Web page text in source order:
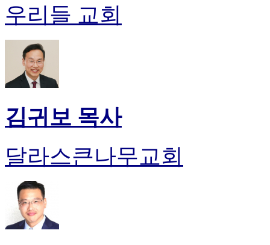
우리들 교회
김귀보 목사
달라스큰나무교회